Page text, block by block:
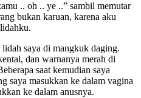
.. oh .. ye ..” sambil memutar
bukan karuan, karena aku
saya di mangkuk daging.
dan warnanya merah di
saat kemudian saya
saya masukkan ke dalam vagina
ke dalam anusnya.